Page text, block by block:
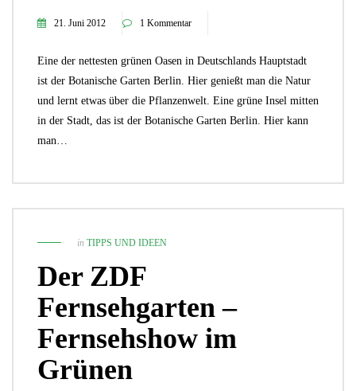
21. Juni 2012 1 Kommentar
Eine der nettesten grünen Oasen in Deutschlands Hauptstadt
ist der Botanische Garten Berlin. Hier genießt man die Natur
und lernt etwas über die Pflanzenwelt. Eine grüne Insel mitten
in der Stadt, das ist der Botanische Garten Berlin. Hier kann
man…
in TIPPS UND IDEEN
Der ZDF
Fernsehgarten –
Fernsehshow im
Grünen